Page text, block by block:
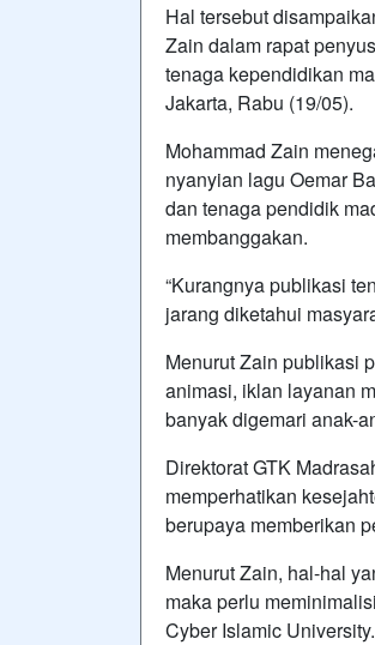
Hal tersebut
Zain dalam rapat
tenaga kependidikan
Jakarta, Rabu (19/05).
Mohammad Zain
nyanyian lagu Oemar
dan tenaga pendidik
membanggakan.
“Kurangnya publikasi
jarang diketahui
Menurut Zain publikasi
animasi, iklan layanan
banyak digemari anak-
Direktorat GTK
memperhatikan
berupaya memberikan
Menurut Zain, hal-hal
maka perlu
Cyber Islamic University.